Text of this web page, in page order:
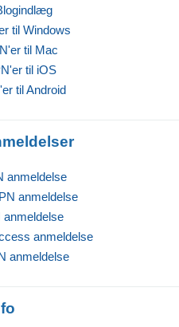
til Windows
til Mac
til iOS
til Android
anmeldelse
anmeldelse
anmeldelse
anmeldelse
anmeldelse